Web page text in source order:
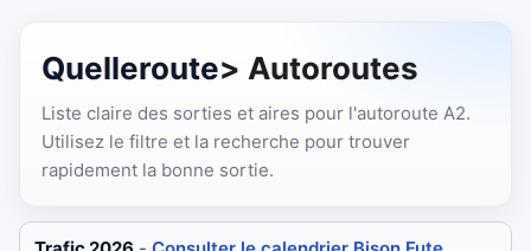
Quelleroute> Autoroutes
Liste claire des sorties et aires pour l'autoroute A2.
Utilisez le filtre et la recherche pour trouver
rapidement la bonne sortie.